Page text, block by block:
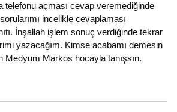
telefonu açması cevap veremediğinde
incelikle cevaplaması
İnşallah işlem sonuç verdiğinde tekrar
yazacağım. Kimse acabamı demesin
Medyum Markos hocayla tanışsın.